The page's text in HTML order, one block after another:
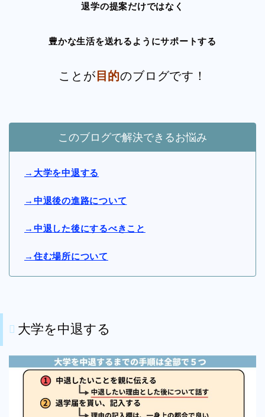
退学の提案だけではなく
豊かな生活を送れるようにサポートする
ことが 目的のブログです！
このブログで解決できるお悩み
→大学を中退する
→中退後の進路について
→中退した後にするべきこと
→住む場所について
大学を中退する